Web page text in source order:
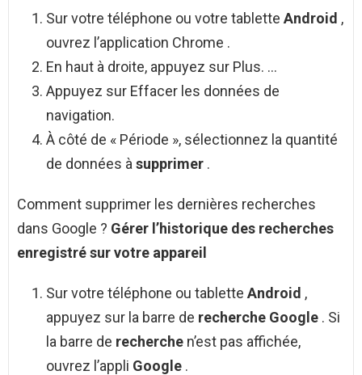
Sur votre téléphone ou votre tablette Android ,
ouvrez l’application Chrome .
En haut à droite, appuyez sur Plus. …
Appuyez sur Effacer les données de
navigation.
À côté de « Période », sélectionnez la quantité
de données à supprimer .
Comment supprimer les dernières recherches
dans Google ? Gérer l’historique des recherches
enregistré sur votre appareil
Sur votre téléphone ou tablette Android ,
appuyez sur la barre de recherche Google . Si
la barre de recherche n’est pas affichée,
ouvrez l’appli Google .